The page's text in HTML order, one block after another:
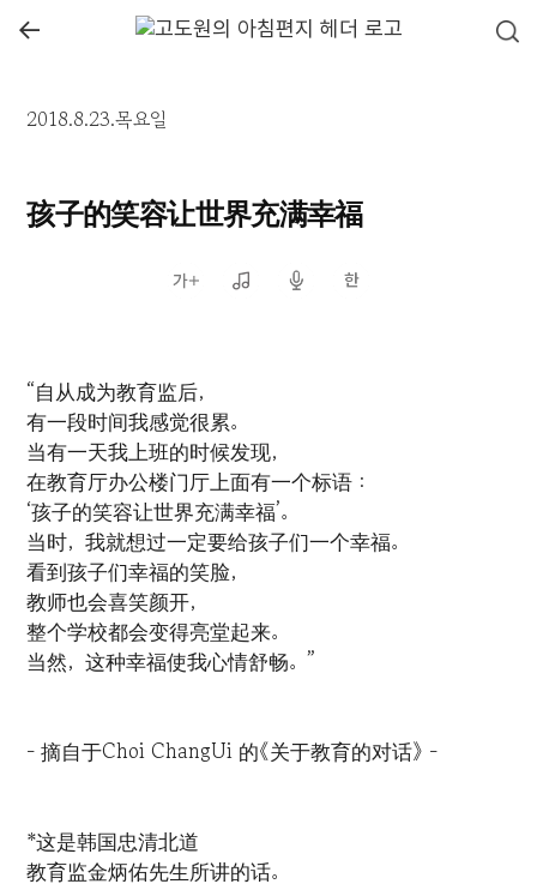
←
2018.8.23.목요일
孩子的笑容让世界充满幸福
“自从成为教育监后，
有一段时间我感觉很累。
当有一天我上班的时候发现，
在教育厅办公楼门厅上面有一个标语：
‘孩子的笑容让世界充满幸福’。
当时，我就想过一定要给孩子们一个幸福。
看到孩子们幸福的笑脸，
教师也会喜笑颜开，
整个学校都会变得亮堂起来。
当然，这种幸福使我心情舒畅。”
- 摘自于Choi ChangUi 的《关于教育的对话》 -
*这是韩国忠清北道
教育监金炳佑先生所讲的话。